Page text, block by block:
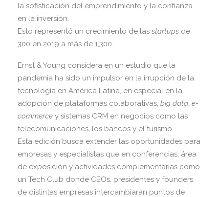
la sofisticación del emprendimiento y la confianza
en la inversión.
Esto representó un crecimiento de las startups de
300 en 2019 a más de 1,300.
Ernst & Young considera en un estudio que la
pandemia ha sido un impulsor en la irrupción de la
tecnología en América Latina, en especial en la
adopción de plataformas colaborativas, big data, e-
commerce y sistemas CRM en negocios como las
telecomunicaciones, los bancos y el turismo.
Esta edición busca extender las oportunidades para
empresas y especialistas que en conferencias, área
de exposición y actividades complementarias como
un Tech Club donde CEOs, presidentes y founders
de distintas empresas intercambiarán puntos de